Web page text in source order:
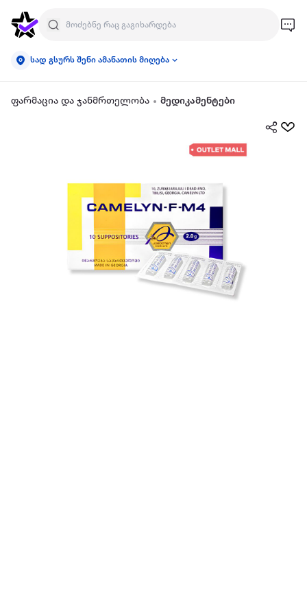
სად გსურს შენი ამანათის მიღება
ფარმაცია და ჯანმრთელობა მედიკამენტები